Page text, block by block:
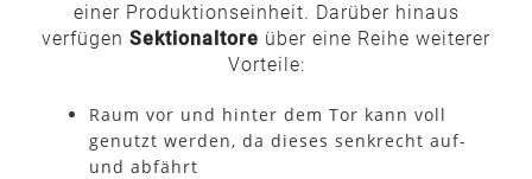
einer Produktionseinheit. Darüber hinaus
verfügen Sektionaltore über eine Reihe weiterer
Vorteile:
Raum vor und hinter dem Tor kann voll
genutzt werden, da dieses senkrecht auf-
und abfährt